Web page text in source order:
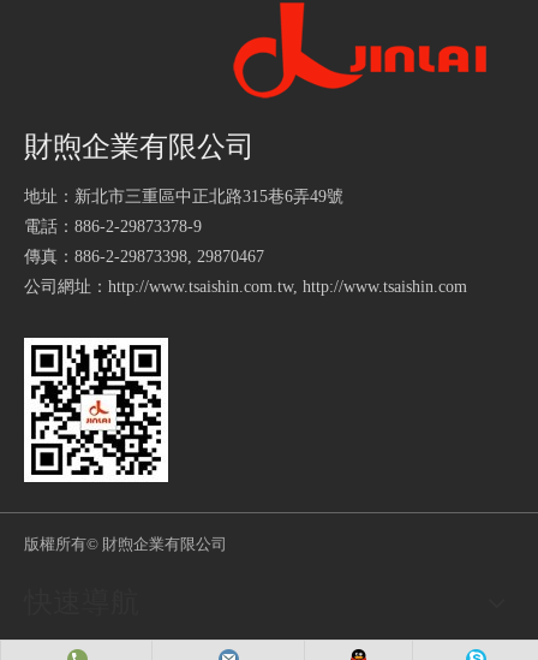
財煦企業有限公司
地址：新北市三重區中正北路315巷6弄49號
電話：886-2-29873378-9
傳真：886-2-29873398, 29870467
公司網址： http://www.tsaishin.com.tw, http://www.tsaishin.com
版權所有© 財煦企業有限公司